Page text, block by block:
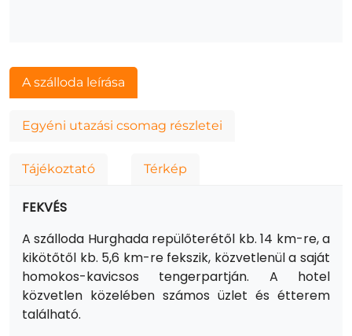
A szálloda leírása
Egyéni utazási csomag részletei
Tájékoztató Térkép
FEKVÉS
A szálloda Hurghada repülőterétől kb. 14 km-re, a
kikötőtől kb. 5,6 km-re fekszik, közvetlenül a saját
homokos-kavicsos tengerpartján. A hotel
közvetlen közelében számos üzlet és étterem
található.